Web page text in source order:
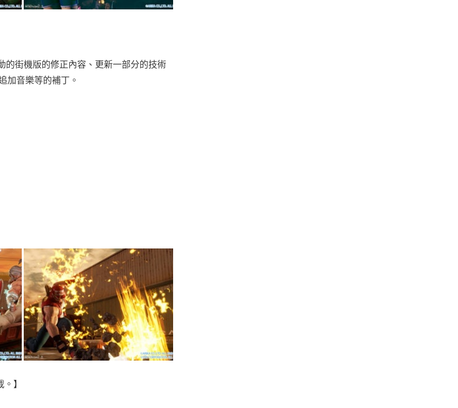
。】
更佳！精彩遊戲攻略、動漫消息即時放
qhBfXjo3vO